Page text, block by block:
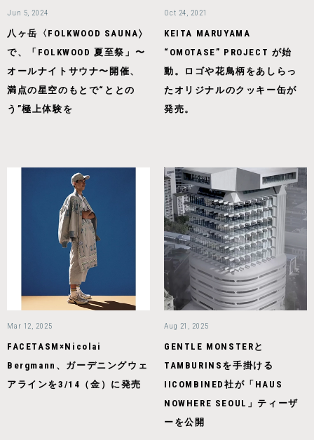
Jun 5, 2024
⼋ヶ岳〈FOLKWOOD SAUNA〉
で、「FOLKWOOD 夏⾄祭」〜
オールナイトサウナ〜開催、
満点の星空のもとで“ととの
う”極上体験を
Oct 24, 2021
KEITA MARUYAMA
“OMOTASE” PROJECT が始
動。ロゴや花鳥柄をあしらっ
たオリジナルのクッキー缶が
発売。
Mar 12, 2025
FACETASM×Nicolai
Bergmann、ガーデニングウェ
アラインを3/14（金）に発売
Aug 21, 2025
GENTLE MONSTERと
TAMBURINSを手掛ける
IICOMBINED社が「HAUS
NOWHERE SEOUL」ティーザ
ーを公開